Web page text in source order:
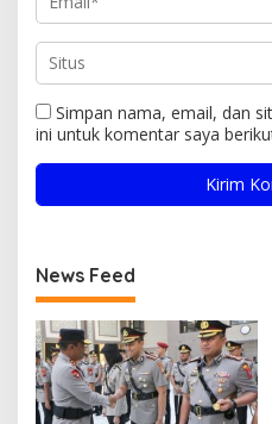
Simpan nama, email, dan
ini untuk komentar saya
News Feed